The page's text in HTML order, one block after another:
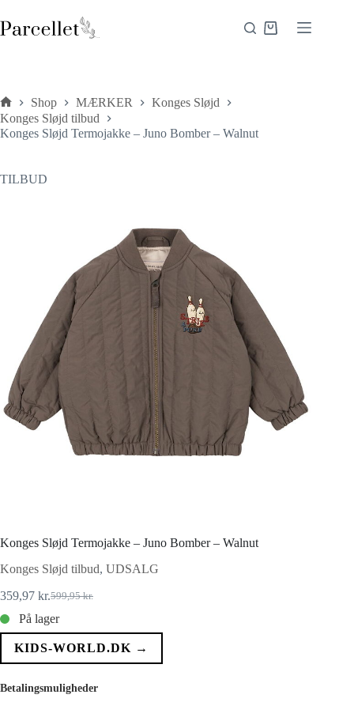
til
indhold
Indkøbskurv
Forside
Shop MÆRKER
Konges Sløjd
Konges Sløjd tilbud
Konges Sløjd Termojakke – Juno Bomber – Walnut
TILBUD
Konges Sløjd Termojakke – Juno Bomber – Walnut
Konges Sløjd tilbud, UDSALG
599,95kr.
Den
oprindelige
pris
var:
359,97 kr.Den
aktuelle
pris
er:
På lager
KIDS-WORLD.DK →
Betalingsmuligheder